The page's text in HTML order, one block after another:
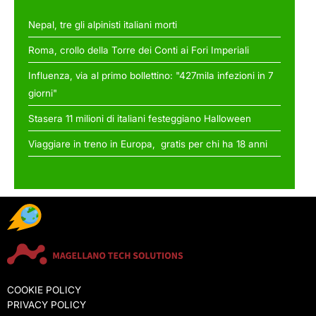
Nepal, tre gli alpinisti italiani morti
Roma, crollo della Torre dei Conti ai Fori Imperiali
Influenza, via al primo bollettino: "427mila infezioni in 7
giorni"
Stasera 11 milioni di italiani festeggiano Halloween
Viaggiare in treno in Europa, gratis per chi ha 18 anni
COOKIE POLICY
PRIVACY POLICY